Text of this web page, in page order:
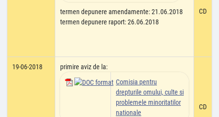
termen depunere amendamente: 21.06.2018
termen depunere raport: 26.06.2018
CD
19-06-2018
primire aviz de la:
Comisia pentru
drepturile omului, culte si
problemele minoritatilor
nationale
CD